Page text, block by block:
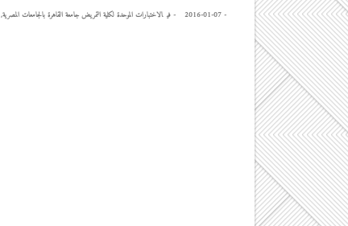
-
2016-01-07 - ‎في الاختبارات الموحدة لكلية التمريض جامعة القاهرة بالجامعات المصرية,